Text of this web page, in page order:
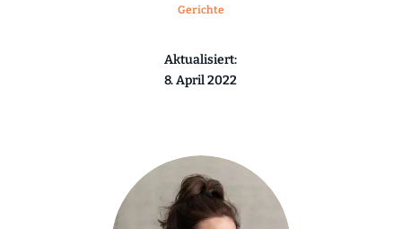
Gerichte
Aktualisiert:
8. April 2022